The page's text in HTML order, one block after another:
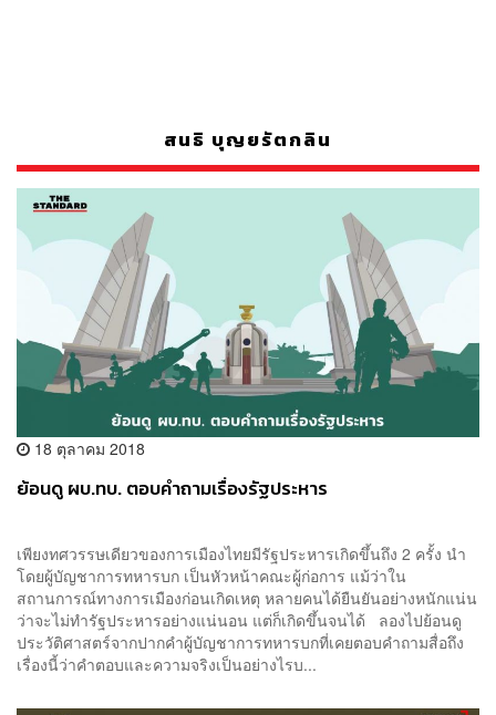
สนธิ บุญยรัตกลิน
18 ตุลาคม 2018
ย้อนดู ผบ.ทบ. ตอบคำถามเรื่องรัฐประหาร
เพียงทศวรรษเดียวของการเมืองไทยมีรัฐประหารเกิดขึ้นถึง 2 ครั้ง นำ
โดยผู้บัญชาการทหารบก เป็นหัวหน้าคณะผู้ก่อการ แม้ว่าใน
สถานการณ์ทางการเมืองก่อนเกิดเหตุ หลายคนได้ยืนยันอย่างหนักแน่น
ว่าจะไม่ทำรัฐประหารอย่างแน่นอน แต่ก็เกิดขึ้นจนได้ ลองไปย้อนดู
ประวัติศาสตร์จากปากคำผู้บัญชาการทหารบกที่เคยตอบคำถามสื่อถึง
เรื่องนี้ว่าคำตอบและความจริงเป็นอย่างไรบ...